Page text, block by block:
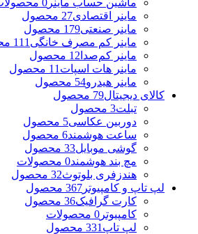
ماینر اقتصادی27 محصول
ماینر صنعتی179 محصول
ماینر کم مصرف خانگی 111 محصول
ماینر کم‌صدا 12 محصول
ماینر هات اسپات 11 محصول
ماینر هیدرو54 محصول
کالای دیجیتال79 محصول
تبلت3 محصول
دوربین عکاسی5 محصول
ساعت هوشمند6 محصول
گوشی موبایل33 محصول
مچ بند هوشمند0 محصولات
هندزفری بلوتوث32 محصول
لپ تاپ و کامپیوتر 367 محصول
کارت گرافیک36 محصول
کامپیوتر 0 محصولات
لپ تاپ 331 محصول